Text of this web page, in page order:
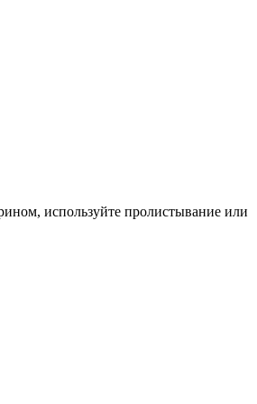
используйте пролистывание или